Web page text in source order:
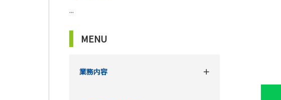
...
MENU
業務内容